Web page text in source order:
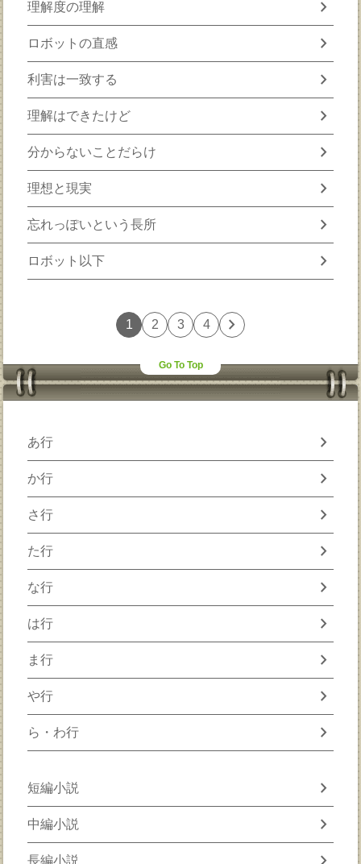
理解度の理解 chevron_right
ロボットの直感 chevron_right
利害は一致する chevron_right
理解はできたけど chevron_right
分からないことだらけ chevron_right
理想と現実 chevron_right
忘れっぽいという長所 chevron_right
ロボット以下 chevron_right
1 2 3 4 chevron_right
Go To Top
あ行 chevron_right
か行 chevron_right
さ行 chevron_right
た行 chevron_right
な行 chevron_right
は行 chevron_right
ま行 chevron_right
や行 chevron_right
ら・わ行 chevron_right
短編小説 chevron_right
中編小説 chevron_right
長編小説